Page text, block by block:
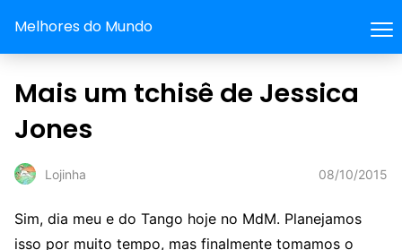
Melhores do Mundo
Mais um tchisê de Jessica
Jones
Lojinha 08/10/2015
Sim, dia meu e do Tango hoje no MdM. Planejamos
isso por muito tempo, mas finalmente tomamos o